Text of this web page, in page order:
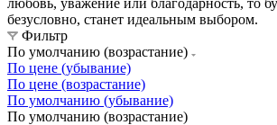
безусловно, станет идеальным выбором.
Фильтр
По умолчанию (возрастание)
По цене (убывание)
По цене (возрастание)
По умолчанию (убывание)
По умолчанию (возрастание)